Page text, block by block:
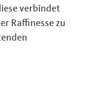
verbindet
Raffinesse zu